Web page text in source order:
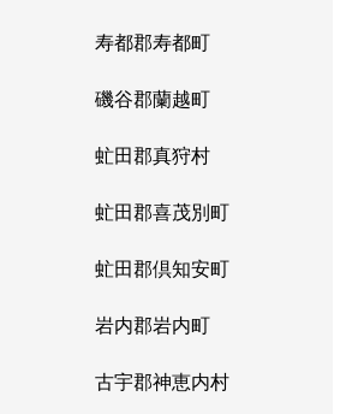
寿都郡寿都町
磯谷郡蘭越町
虻田郡真狩村
虻田郡喜茂別町
虻田郡倶知安町
岩内郡岩内町
古宇郡神恵内村